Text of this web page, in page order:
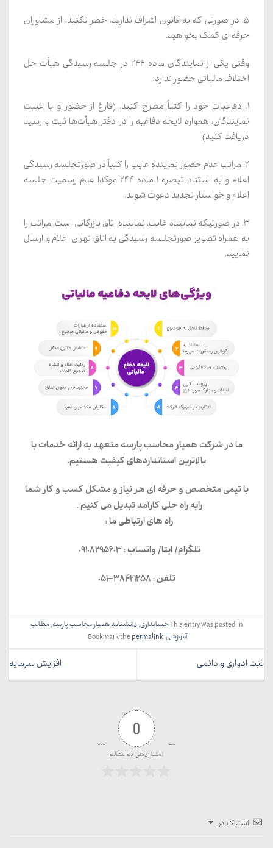
۵. در صورتی که به قانون اشراف ندارید، خطر نکنید، از مشاوران
حرفه ای کمک بخواهید.
وقتی یکی از نمایندگان ماده ۲۴۴ در جلسه رسیدگی هیأت حل
اختلاف مالیاتی حضور ندارد:
۱. دفاعیات خود را کتباً مطرح کنید. (فارغ از حضور و یا غیبت
نمایندگان، همواره لایحه دفاعیه را در دفتر هیأت‌ها ثبت و رسید
دریافت کنید)
۲. مراتب عدم حضور نماینده غایب را کتباً در صورتجلسه رسیدگی
اعلام و به استناد تبصره ۱ ماده ۲۴۴ موکدا عدم رسمیت جلسه
اعلام و خواستار تجدید دعوت شوید.
۳. در صورتیکه نماینده غایب، نماینده اتاق بازرگانی است، مراتب را
به همراه تصویر صورتجلسه رسیدگی به اتاق تهران اعلام و ارسال
نمایید.
ما در شرکت همیار محاسب پارسه متعهد به ارائه خدمات با
بالاترین استانداردهای کیفیت هستیم.
با تیمی متخصص و حرفه ای هر نیاز و مشکل کسب و کار شما
رابه راه حلی کارآمد تبدیل می کنیم .
راه های ارتباطی ما :
تلگرام/ ایتا/ واتساپ : 09108295603
تلفن : 38421258 –
051
This entry was posted inحسابداری,دانشنامه همیار محاسب پارسه,مطالب
آموزشی. Bookmark the
permalink
.
ثبت ادواری و دائمی افزایش سرمایه
0
امتیازدهی به مقاله
اشتراک در